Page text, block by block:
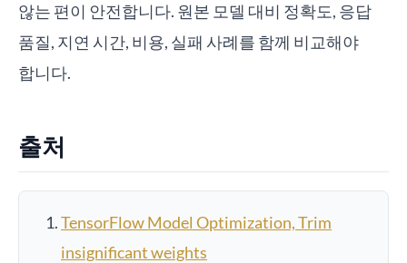
않는 편이 안전합니다. 원본 모델 대비 정확도, 응답
품질, 지연 시간, 비용, 실패 사례를 함께 비교해야
합니다.
출처
TensorFlow Model Optimization, Trim
insignificant weights